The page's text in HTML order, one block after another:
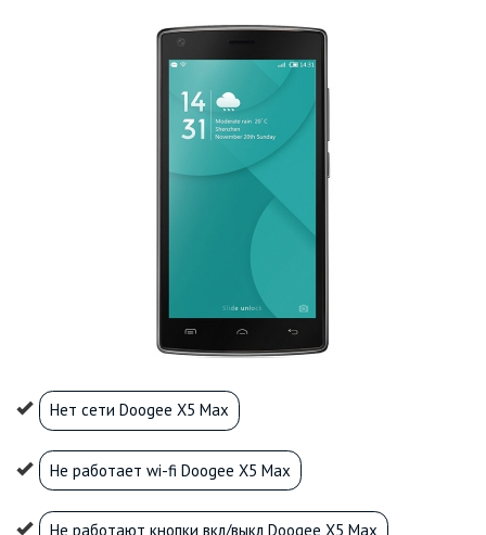
Нет сети Doogee X5 Max
Не работает wi-fi Doogee X5 Max
Не работают кнопки вкл/выкл Doogee X5 Max